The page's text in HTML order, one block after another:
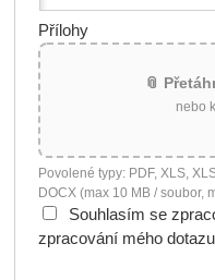
Přílohy
📎
nebo
Povolené typy: PDF, XLS,
DOCX (max 10 MB / soubor,
Souhlasím se
zpracování mého dotazu